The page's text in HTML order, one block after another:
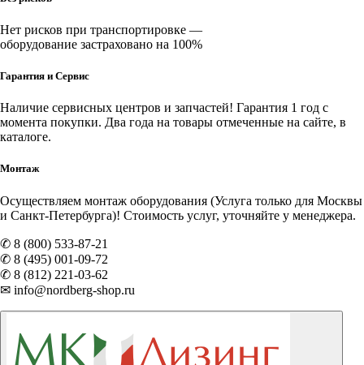
Нет рисков при транспортировке —
оборудование застраховано на 100%
Гарантия и Сервис
Наличие сервисных центров и запчастей! Гарантия 1 год с
момента покупки. Два года на товары отмеченные на сайте, в
каталоге.
Монтаж
Осуществляем монтаж оборудования (Услуга только для Москвы
и Санкт-Петербурга)! Стоимость услуг, уточняйте у менеджера.
✆ 8 (800) 533-87-21
✆ 8 (495) 001-09-72
✆ 8 (812) 221-03-62
✉ info@nordberg-shop.ru